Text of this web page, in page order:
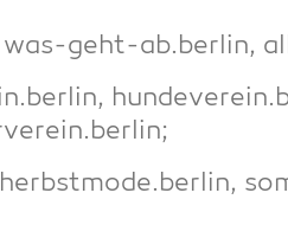
geht-ab.berlin,